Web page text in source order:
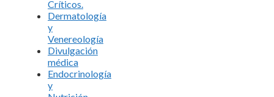
Críticos.
Dermatología
y
Venereología
Divulgación
médica
Endocrinología
y